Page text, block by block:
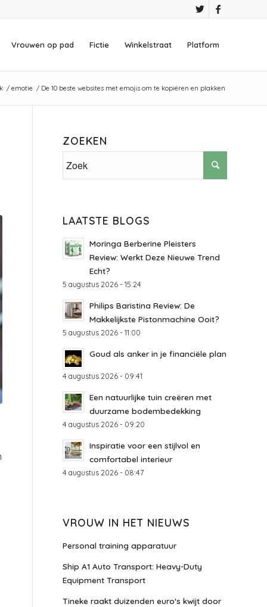
Vrouwen op pad Fictie Winkelstraat Platform
/ emotie / De 10 beste websites met emojis om te kopiëren en plakken
ZOEKEN
LAATSTE BLOGS
Moringa Berberine Pleisters
Review: Werkt Deze Nieuwe Trend
Echt?
5 augustus 2026 - 15:24
Philips Baristina Review: De
Makkelijkste Pistonmachine Ooit?
5 augustus 2026 - 11:00
Goud als anker in je financiële plan
4 augustus 2026 - 09:41
Een natuurlijke tuin creëren met
duurzame bodembedekking
4 augustus 2026 - 09:20
Inspiratie voor een stijlvol en
comfortabel interieur
4 augustus 2026 - 08:47
VROUW IN HET NIEUWS
Personal training apparatuur
Ship A1 Auto Transport: Heavy-Duty
Equipment Transport
Tineke raakt duizenden euro's kwijt door